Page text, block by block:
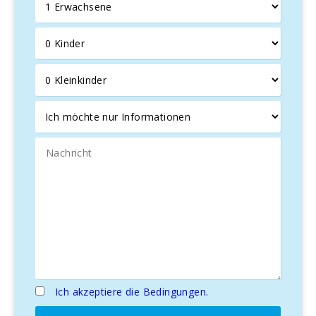
Doppelschlafzimmer mit eigenen Bädern mit Wanne. Zwei
der Zimmer haben Einzelbetten und einen direkten Zugang
zum Balkon. Der dritte Schlafraum ist mit einem
Doppelbett ausgestattet.
Das Haus hat einer voll eingerichteten Küche, wifi
Anschluss im Wohnbereich, en suite Badezimmern in alle
Schlafzimmern ausgestattet, warm und kalt Klimaanlagen,
sat tv, Safe, Waschmaschine, Bügeleisen, Trockenhaube,
Veranda, Barbecue und Parkplatz.
Eines der herausragendsten Merkmale dieser Villa ist ihre
Lage an einem der schönsten Radwege Mallorcas. In
Kombination mit den ausgezeichneten Möglichkeiten zur
Ich akzeptiere die Bedingungen.